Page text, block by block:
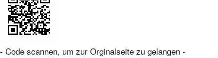
- Code scannen, um zur Orginalseite zu gelangen -